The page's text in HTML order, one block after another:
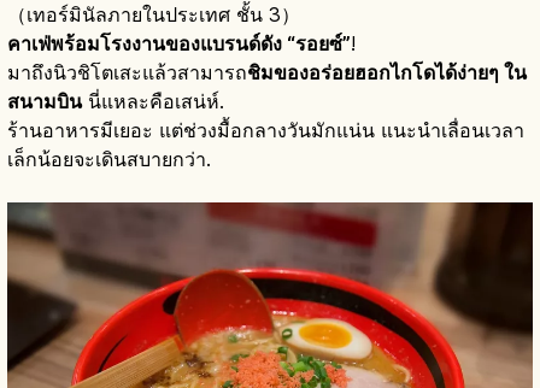
（เทอร์มินัลภายในประเทศ ชั้น 3）
คาเฟ่พร้อมโรงงานของแบรนด์ดัง “รอยซ์”!
มาถึงนิวชิโตเสะแล้วสามารถชิมของอร่อยฮอกไกโดได้ง่ายๆ ใน
สนามบินนี่แหละคือเสน่ห์.
ร้านอาหารมีเยอะ แต่ช่วงมื้อกลางวันมักแน่น แนะนำเลื่อนเวลา
เล็กน้อยจะเดินสบายกว่า.